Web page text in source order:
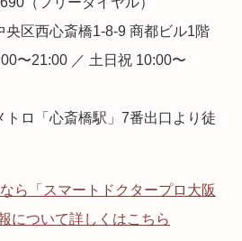
央区西心斎橋1-8-9 商都ビル1階
〜21:00 ／ 土日祝 10:00〜
ロ「心斎橋駅」7番出口より徒
ら「スマートドクタープロ大阪
について詳しくはこちら